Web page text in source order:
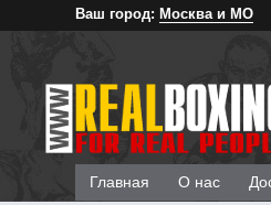
Ваш город: Москва и МО
Главная О нас